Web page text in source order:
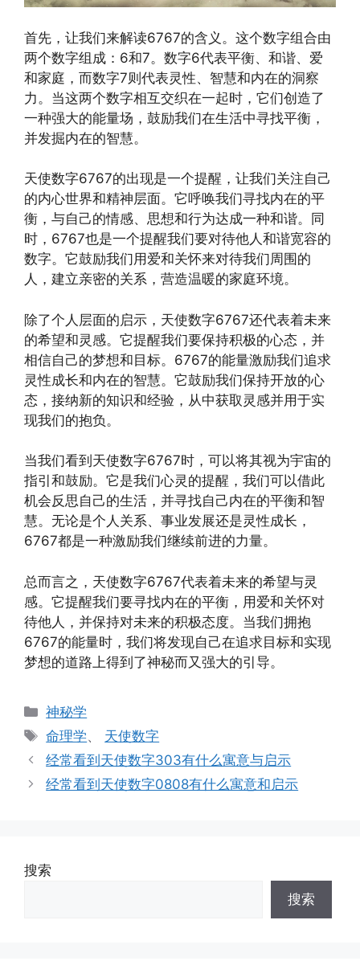
首先，让我们来解读6767的含义。这个数字组合由
两个数字组成：6和7。数字6代表平衡、和谐、爱
和家庭，而数字7则代表灵性、智慧和内在的洞察
力。当这两个数字相互交织在一起时，它们创造了
一种强大的能量场，鼓励我们在生活中寻找平衡，
并发掘内在的智慧。
天使数字6767的出现是一个提醒，让我们关注自己
的内心世界和精神层面。它呼唤我们寻找内在的平
衡，与自己的情感、思想和行为达成一种和谐。同
时，6767也是一个提醒我们要对待他人和谐宽容的
数字。它鼓励我们用爱和关怀来对待我们周围的
人，建立亲密的关系，营造温暖的家庭环境。
除了个人层面的启示，天使数字6767还代表着未来
的希望和灵感。它提醒我们要保持积极的心态，并
相信自己的梦想和目标。6767的能量激励我们追求
灵性成长和内在的智慧。它鼓励我们保持开放的心
态，接纳新的知识和经验，从中获取灵感并用于实
现我们的抱负。
当我们看到天使数字6767时，可以将其视为宇宙的
指引和鼓励。它是我们心灵的提醒，我们可以借此
机会反思自己的生活，并寻找自己内在的平衡和智
慧。无论是个人关系、事业发展还是灵性成长，
6767都是一种激励我们继续前进的力量。
总而言之，天使数字6767代表着未来的希望与灵
感。它提醒我们要寻找内在的平衡，用爱和关怀对
待他人，并保持对未来的积极态度。当我们拥抱
6767的能量时，我们将发现自己在追求目标和实现
梦想的道路上得到了神秘而又强大的引导。
分
类
神秘学
标
签
命理学、 天使数字
经常看到天使数字303有什么寓意与启示
经常看到天使数字0808有什么寓意和启示
搜索
搜索